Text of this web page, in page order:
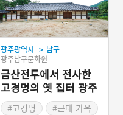
광주광역시 > 남구
광주남구문화원
금산전투에서 전사한
고경명의 옛 집터 광주
고원희가옥
#고경명
#근대 가옥